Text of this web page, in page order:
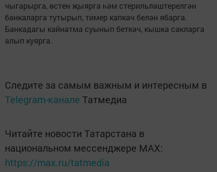
чыгарырга, өстен җыярга һәм стерильләштерелгән
банкаларга тутырып, тимер капкач белән ябарга.
Банкадагы кайнатма суынып беткәч, кышка сакларга
алып куярга.
Следите за самым важным и интересным в
Telegram-канале Татмедиа
Читайте новости Татарстана в
национальном мессенджере MАХ:
https://max.ru/tatmedia